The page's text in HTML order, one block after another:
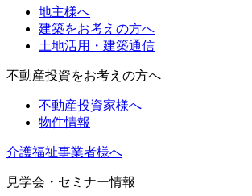
地主様へ
建築をお考えの方へ
土地活用・建築通信
不動産投資をお考えの方へ
不動産投資家様へ
物件情報
介護福祉事業者様へ
見学会・セミナー情報